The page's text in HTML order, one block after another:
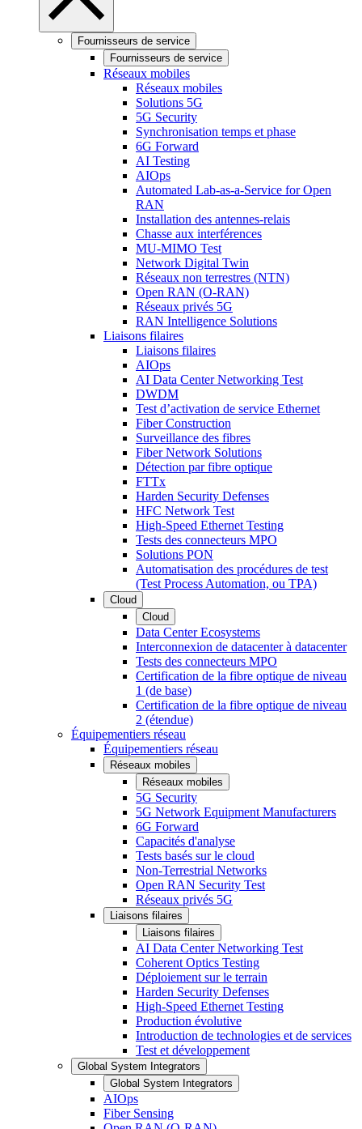
Fournisseurs de service
Fournisseurs de service
Réseaux mobiles
Réseaux mobiles
Solutions 5G
5G Security
Synchronisation temps et phase
6G Forward
AI Testing
AIOps
Automated Lab-as-a-Service for Open
RAN
Installation des antennes-relais
Chasse aux interférences
MU-MIMO Test
Network Digital Twin
Réseaux non terrestres (NTN)
Open RAN (O-RAN)
Réseaux privés 5G
RAN Intelligence Solutions
Liaisons filaires
Liaisons filaires
AIOps
AI Data Center Networking Test
DWDM
Test d’activation de service Ethernet
Fiber Construction
Surveillance des fibres
Fiber Network Solutions
Détection par fibre optique
FTTx
Harden Security Defenses
HFC Network Test
High-Speed Ethernet Testing
Tests des connecteurs MPO
Solutions PON
Automatisation des procédures de test
(Test Process Automation, ou TPA)
Cloud
Cloud
Data Center Ecosystems
Interconnexion de datacenter à datacenter
Tests des connecteurs MPO
Certification de la fibre optique de niveau
1 (de base)
Certification de la fibre optique de niveau
2 (étendue)
Équipementiers réseau
Équipementiers réseau
Réseaux mobiles
Réseaux mobiles
5G Security
5G Network Equipment Manufacturers
6G Forward
Capacités d'analyse
Tests basés sur le cloud
Non-Terrestrial Networks
Open RAN Security Test
Réseaux privés 5G
Liaisons filaires
Liaisons filaires
AI Data Center Networking Test
Coherent Optics Testing
Déploiement sur le terrain
Harden Security Defenses
High-Speed Ethernet Testing
Production évolutive
Introduction de technologies et de services
Test et développement
Global System Integrators
Global System Integrators
AIOps
Fiber Sensing